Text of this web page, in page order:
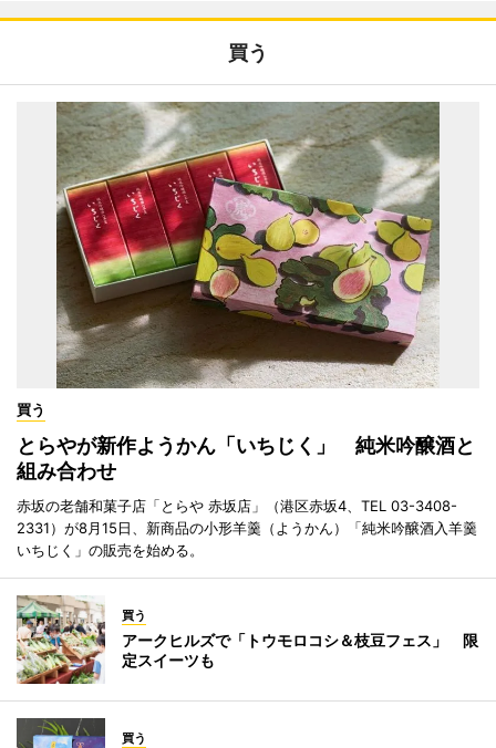
買う
買う
とらやが新作ようかん「いちじく」 純米吟醸酒と
組み合わせ
赤坂の老舗和菓子店「とらや 赤坂店」（港区赤坂4、TEL 03-3408-
2331）が8月15日、新商品の小形羊羹（ようかん）「純米吟醸酒入羊羹
いちじく」の販売を始める。
買う
アークヒルズで「トウモロコシ＆枝豆フェス」 限
定スイーツも
買う